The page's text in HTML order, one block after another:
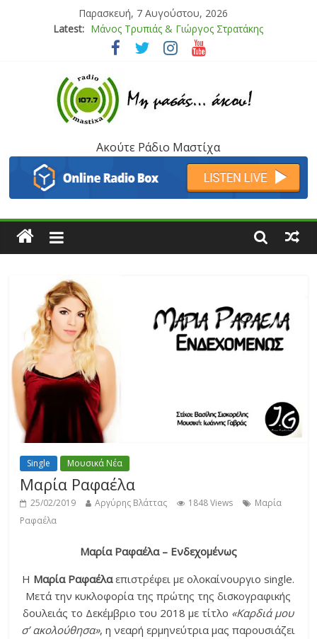
Παρασκευή, 7 Αυγούστου, 2026
Latest: Μάνος Τρυπιάς & Γιώργος Στρατάκης
Ιορδάνης Αγαπητός
Μαριάννα Μασάδη
Τάνια Μπρεάζου
Bliss
Ακούτε Ράδιο Μαστίχα
Single Μουσικά Νέα
Μαρία Ραφαέλα
25/02/2019 Αργύρης Βλάττας 1848 Views
Μαρία
Ραφαέλα
Μαρία Ραφαέλα – Ενδεχομένως
Η Μαρία Ραφαέλαεπιστρέφει με ολοκαίνουργιο single.
Μετά την κυκλοφορία της πρώτης της δισκογραφικής
δουλειάς το Δεκέμβριο του 2018 με τίτλο «Καρδιά μου
σ’ ακολούθησα», η νεαρή ερμηνεύτρια μας παρουσιάζει